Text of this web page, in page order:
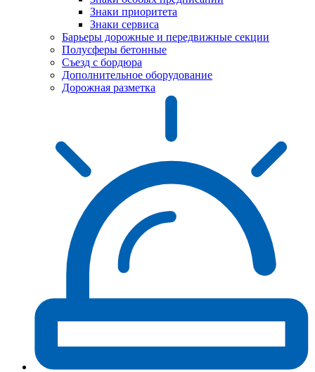
Знаки приоритета
Знаки сервиса
Барьеры дорожные и передвижные секции
Полусферы бетонные
Съезд с бордюра
Дополнительное оборудование
Дорожная разметка